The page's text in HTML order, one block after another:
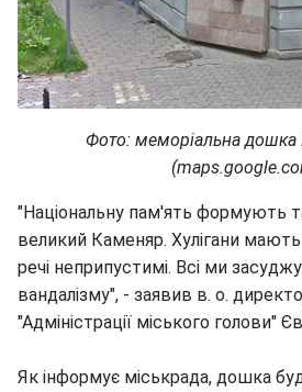
Фото: меморіальна дошка
"Національну пам'ять формують
великий Каменяр. Хулігани мають
речі неприпустимі. Всі ми
вандалізму", - заявив в. о.
"Адміністрації міського голови"
Як інформує міськрада, дошка